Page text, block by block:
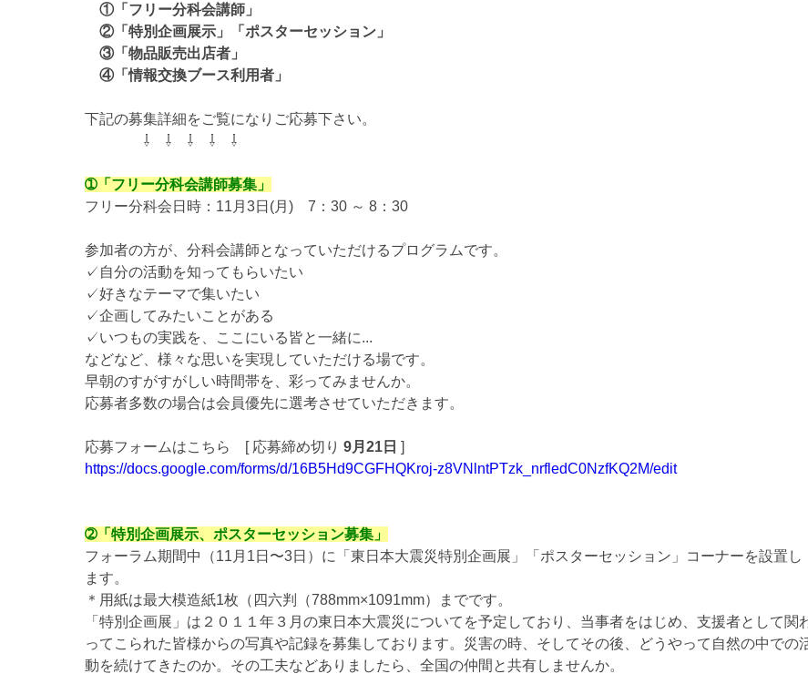
①「フリー分科会講師」
②「特別企画展示」「ポスターセッション」
③「物品販売出店者」
④「情報交換ブース利用者」
下記の募集詳細をご覧になりご応募下さい。
⇩ ⇩ ⇩ ⇩ ⇩
➀「フリー分科会講師募集」
フリー分科会日時：11月3日(月) 7：30 ～ 8：30
参加者の方が、分科会講師となっていただけるプログラムです。
✓自分の活動を知ってもらいたい
✓好きなテーマで集いたい
✓企画してみたいことがある
✓いつもの実践を、ここにいる皆と一緒に...
などなど、様々な思いを実現していただける場です。
早朝のすがすがしい時間帯を、彩ってみませんか。
応募者多数の場合は会員優先に選考させていただきます。
応募フォームはこちら [ 応募締め切り 9月21日 ]
https://docs.google.com/forms/d/16B5Hd9CGFHQKroj-z8VNlntPTzk_nrfledC0NzfKQ2M/edit
➁「特別企画展示、ポスターセッション募集」
フォーラム期間中（11月1日〜3日）に「東日本大震災特別企画展」「ポスターセッション」コーナーを設置し
ます。
＊用紙は最大模造紙1枚（四六判（788mm×1091mm）までです。
「特別企画展」は２０１１年３月の東日本大震災についてを予定しており、当事者をはじめ、支援者として関
ってこられた皆様からの写真や記録を募集しております。災害の時、そしてその後、どうやって自然の中での
動を続けてきたのか。その工夫などありましたら、全国の仲間と共有しませんか。